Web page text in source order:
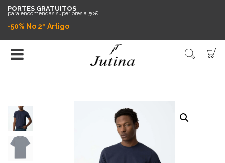
PORTES GRATUITOS
para encomendas superiores a 50€
-50% No 2º Artigo